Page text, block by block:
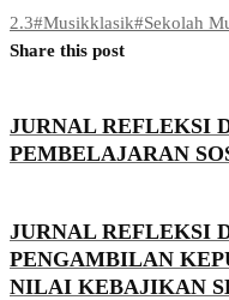
2.3#Musikklasik#Sekolah
Share this post
JURNAL REFLEKSI
PEMBELAJARAN
JURNAL REFLEKSI
PENGAMBILAN
NILAI KEBAJIKAN